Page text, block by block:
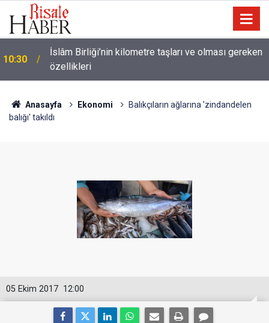
09:47
Ünlü futbolcu Dembele: Eşimin yüzünü
göstermemesi dini bir mesele!
Anasayfa Ekonomi
Balıkçıların ağlarına 'zindandelen
balığı' takıldı
12:00
05 Ekim 2017